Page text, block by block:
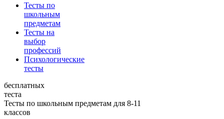
Тесты по
школьным
предметам
Тесты на
выбор
профессий
Психологические
тесты
бесплатных
теста
Тесты по школьным предметам для 8-11
классов